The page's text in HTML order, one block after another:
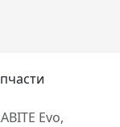
Evo,